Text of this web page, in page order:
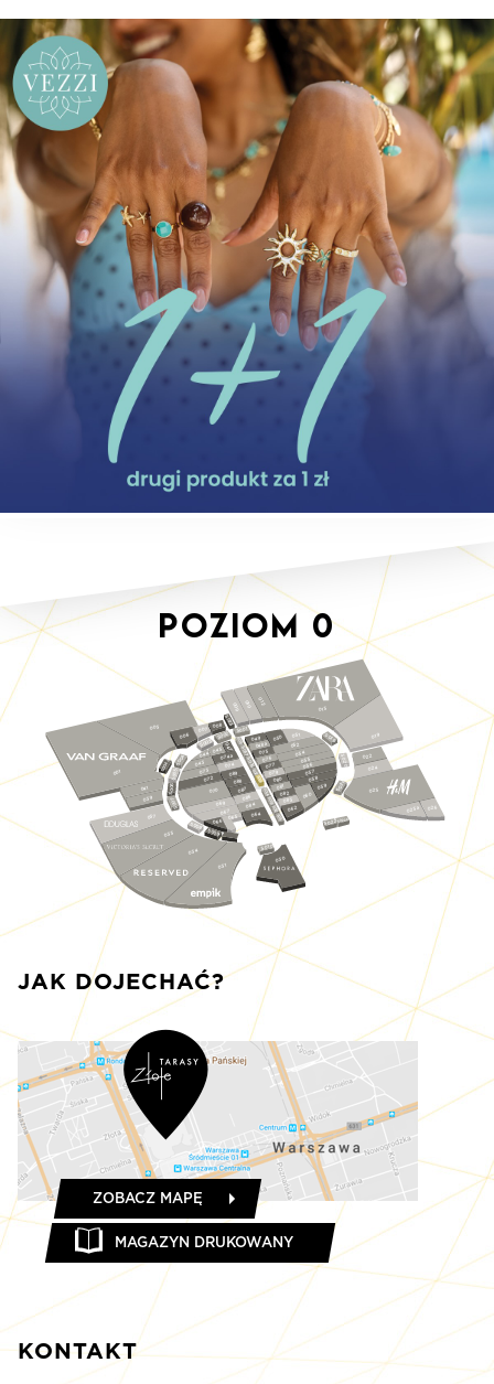
Poziom0
051
050
052
054
055
056
057
058
059
060
049
048a
075
076
077
079
080
081
082
083
062
S018
S017
S016
S024S015
S014
S013
047
045
S012
074a
S011
074
089
088
087
086
084
044
043
073
072
070
069
067 064
065
066
S0
0
5
S0
0
6
S0
0
7
S008 S009
S022a
S022
S021
S020 022
024
015
012
010
009
S001
003 008 S023
025
007
S003 S019 019
026
025a
006 S002
001
041
039
037
035
034
S010
030
031
S004
S00
4a
KONTAKT
JAK DOJECHAĆ?
ZOBACZ MAPĘ
MAGAZYN DRUKOWANY